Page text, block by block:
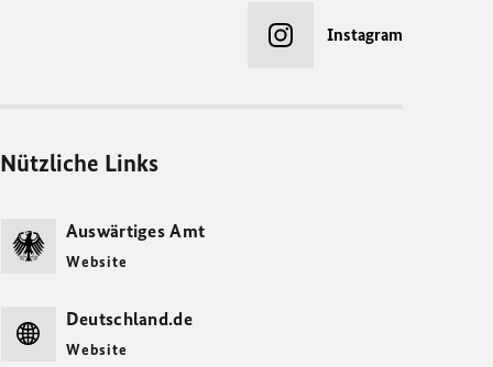
Instagram
Nützliche Links
Auswärtiges Amt
Website
Deutschland.de
Website